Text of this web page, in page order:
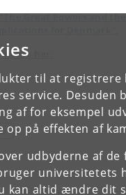
til at registrere
service. Desuden
af for eksempel
på effekten af
udbyderne af
universitetets
kan altid ændre dit
Great Powers and
her.